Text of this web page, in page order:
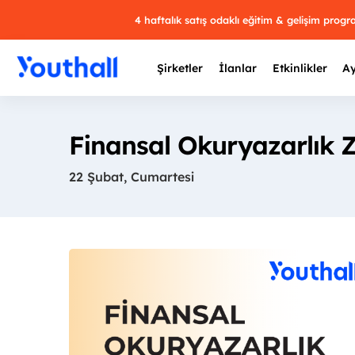
4 haftalık satış odaklı eğitim & gelişim
Şirketler İlanlar Etkinlikler
Finansal Okuryazarlık
22 Şubat, Cumartesi